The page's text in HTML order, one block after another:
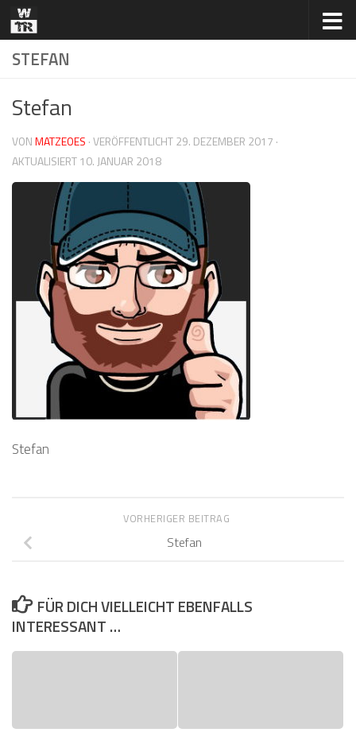
Zum Inhalt springen
STEFAN
Stefan
VONMATZEOES · VERÖFFENTLICHT29. DEZEMBER 2017 ·
AKTUALISIERT10. JANUAR 2018
Stefan
VORHERIGER BEITRAG
Stefan
FÜR DICH VIELLEICHT EBENFALLS
INTERESSANT …